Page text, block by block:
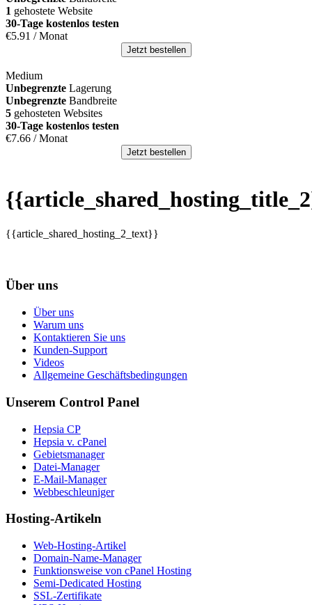
1 gehostete Website
30-Tage kostenlos testen
€5.91 / Monat
Jetzt bestellen
Medium
Unbegrenzte Lagerung
Unbegrenzte Bandbreite
5 gehosteten Websites
30-Tage kostenlos testen
€7.66 / Monat
Jetzt bestellen
{{article_shared_hosting_2_text}}
Über uns
Über uns
Warum uns
Kontaktieren Sie uns
Kunden-Support
Videos
Allgemeine Geschäftsbedingungen
Unserem Control Panel
Hepsia CP
Hepsia v. cPanel
Gebietsmanager
Datei-Manager
E-Mail-Manager
Webbeschleuniger
Hosting-Artikeln
Web-Hosting-Artikel
Domain-Name-Manager
Funktionsweise von cPanel Hosting
Semi-Dedicated Hosting
SSL-Zertifikate